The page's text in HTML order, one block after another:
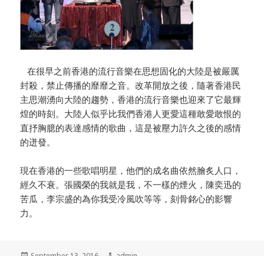
在很早之前香港的流行音樂在思想固化的大陸是被嚴厲
封殺，禁止傳播的靡靡之音。改革開放之後，隨著香港民
主思潮湧向大陸的趨勢，香港的流行音樂也迎來了它最輝
煌的時刻。大陸人似乎比我們香港人更愛這種敢愛敢恨的
直抒胸臆的表達感情的歌曲，這是被壓力許久之後的感情
的迸發。
現在香港的一些歌唱明星，他們的成名曲依然膾炙人口，
經久不衰。張國榮的我就是我，不一樣的煙火，陳奕迅的
苦瓜，李宗盛的為你我受冷風吹等等，刻骨銘心的影響
力。